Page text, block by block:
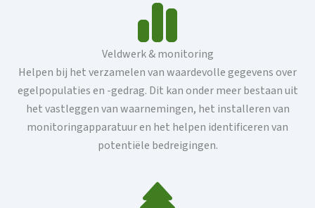
Veldwerk & monitoring
Helpen bij het verzamelen van waardevolle gegevens over
egelpopulaties en -gedrag. Dit kan onder meer bestaan ​​uit
het vastleggen van waarnemingen, het installeren van
monitoringapparatuur en het helpen identificeren van
potentiële bedreigingen.